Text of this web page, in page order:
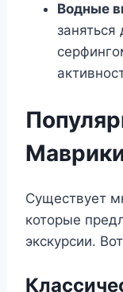
Водные
Существует
которые
экскурсии.